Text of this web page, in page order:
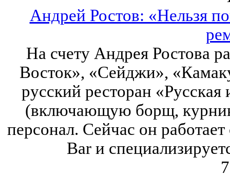
Андрей Ростов: «Нельзя
На счету Андрея Ростова
Восток», «Сейджи»,
русский ресторан
(включающую борщ,
персонал. Сейчас он
Bar и